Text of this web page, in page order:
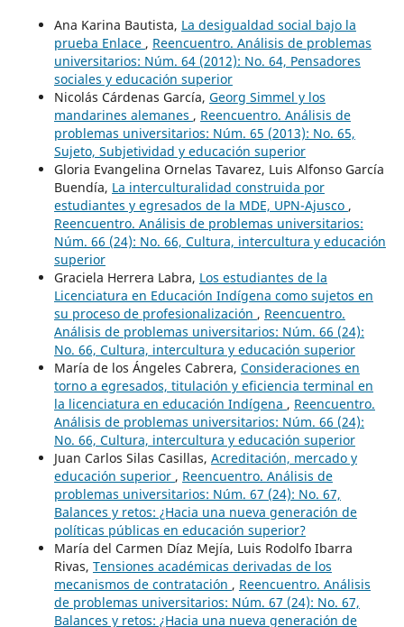
Ana Karina Bautista, La desigualdad social bajo la
prueba Enlace , Reencuentro. Análisis de problemas
universitarios: Núm. 64 (2012): No. 64, Pensadores
sociales y educación superior
Nicolás Cárdenas García, Georg Simmel y los
mandarines alemanes , Reencuentro. Análisis de
problemas universitarios: Núm. 65 (2013): No. 65,
Sujeto, Subjetividad y educación superior
Gloria Evangelina Ornelas Tavarez, Luis Alfonso García
Buendía, La interculturalidad construida por
estudiantes y egresados de la MDE, UPN-Ajusco ,
Reencuentro. Análisis de problemas universitarios:
Núm. 66 (24): No. 66, Cultura, intercultura y educación
superior
Graciela Herrera Labra, Los estudiantes de la
Licenciatura en Educación Indígena como sujetos en
su proceso de profesionalización , Reencuentro.
Análisis de problemas universitarios: Núm. 66 (24):
No. 66, Cultura, intercultura y educación superior
María de los Ángeles Cabrera, Consideraciones en
torno a egresados, titulación y eficiencia terminal en
la licenciatura en educación Indígena , Reencuentro.
Análisis de problemas universitarios: Núm. 66 (24):
No. 66, Cultura, intercultura y educación superior
Juan Carlos Silas Casillas, Acreditación, mercado y
educación superior , Reencuentro. Análisis de
problemas universitarios: Núm. 67 (24): No. 67,
Balances y retos: ¿Hacia una nueva generación de
políticas públicas en educación superior?
María del Carmen Díaz Mejía, Luis Rodolfo Ibarra
Rivas, Tensiones académicas derivadas de los
mecanismos de contratación , Reencuentro. Análisis
de problemas universitarios: Núm. 67 (24): No. 67,
Balances y retos: ¿Hacia una nueva generación de